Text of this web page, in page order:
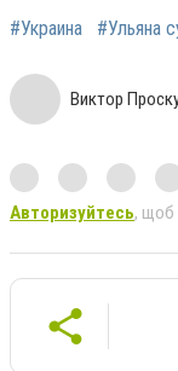
#Украина #Ульяна
Виктор
Авторизуйтесь, щоб